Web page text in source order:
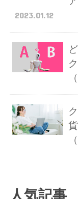
2023.01.12
人気記事